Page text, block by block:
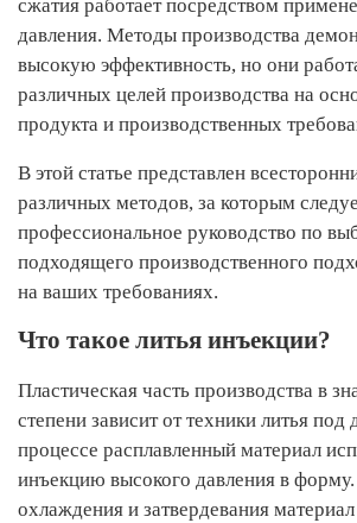
сжатия работает посредством
давления. Методы производства
высокую эффективность, но они
различных целей производства на
продукта и производственных
В этой статье представлен
различных методов, за которым
профессиональное руководство по
подходящего производственного
на ваших требованиях.
Что такое литья инъекции?
Пластическая часть производства в
степени зависит от техники литья под
процессе расплавленный материал
инъекцию высокого давления в
охлаждения и затвердевания